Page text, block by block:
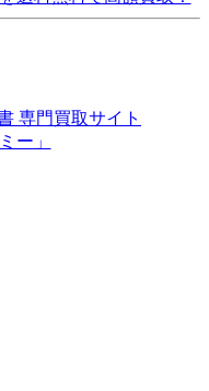
専門買取サイト
ー」